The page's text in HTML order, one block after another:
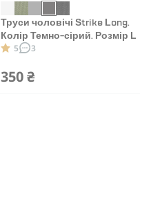
Труси чоловічі Strike Long.
Колір Темно-сірий. Розмір L
5 3
350 ₴